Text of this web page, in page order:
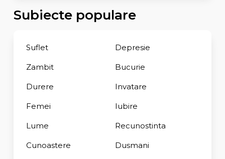
Subiecte populare
Suflet Depresie
Zambit Bucurie
Durere Invatare
Femei Iubire
Lume Recunostinta
Cunoastere Dusmani